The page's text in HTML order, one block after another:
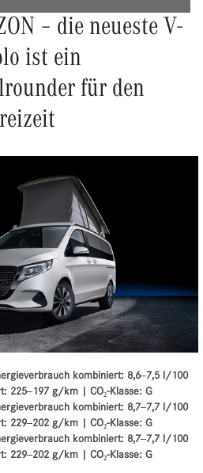
– die neueste V-
ist ein
für den
kombiniert: 8,6‒7,5 l/100
225‒197 g/km | CO₂-Klasse: G
kombiniert: 8,7‒7,7 l/100
229‒202 g/km | CO₂-Klasse: G
kombiniert: 8,7‒7,7 l/100
229‒202 g/km | CO₂-Klasse: G